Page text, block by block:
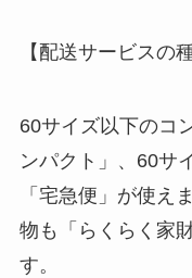
【配送サービスの
60サイズ以下のコ
ンパクト」、60サ
「宅急便」が使え
物も「らくらく家
す。